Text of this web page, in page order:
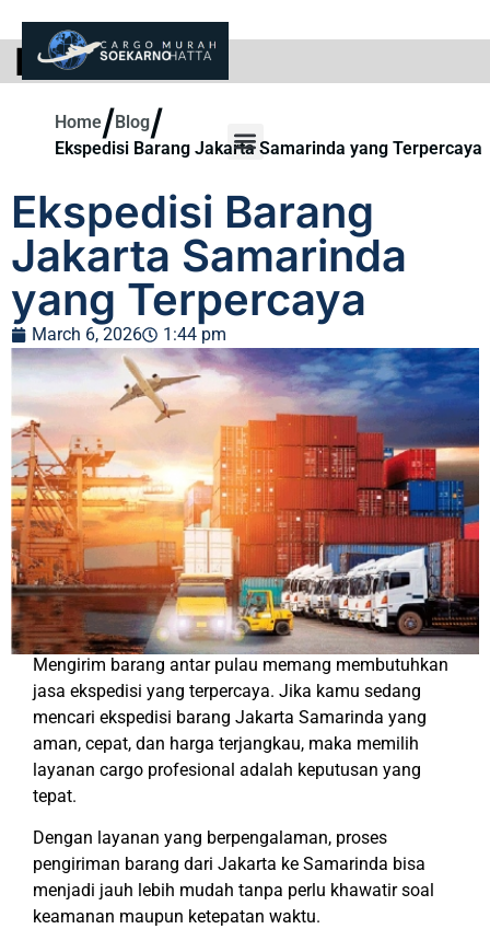
BLOG
Home/Blog/
Ekspedisi Barang Jakarta Samarinda yang Terpercaya
Ekspedisi Barang
Jakarta Samarinda
yang Terpercaya
March 6, 2026 1:44 pm
Mengirim barang antar pulau memang membutuhkan
jasa ekspedisi yang terpercaya. Jika kamu sedang
mencari ekspedisi barang Jakarta Samarinda yang
aman, cepat, dan harga terjangkau, maka memilih
layanan cargo profesional adalah keputusan yang
tepat.
Dengan layanan yang berpengalaman, proses
pengiriman barang dari Jakarta ke Samarinda bisa
menjadi jauh lebih mudah tanpa perlu khawatir soal
keamanan maupun ketepatan waktu.